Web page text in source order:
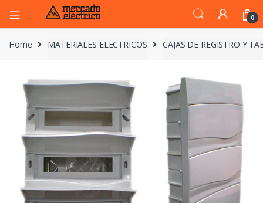
0
Home MATERIALES ELECTRICOS CAJAS DE REGISTRO Y